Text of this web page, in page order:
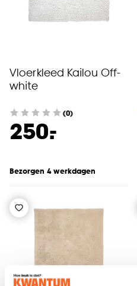
Vloerkleed Kailou Off-
white
(0)
250.
-
Bezorgen 4 werkdagen